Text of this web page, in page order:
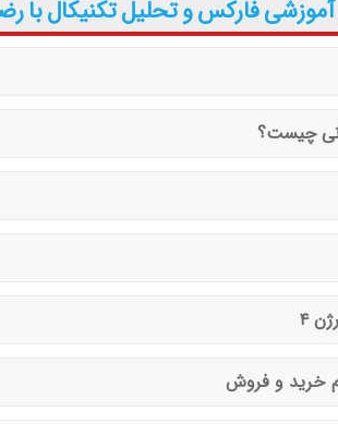
دانیال قدیری
پرستو موسوی
صدر
با عباس بیات
آموزشی فارکس و تحلیل تکنیکال با